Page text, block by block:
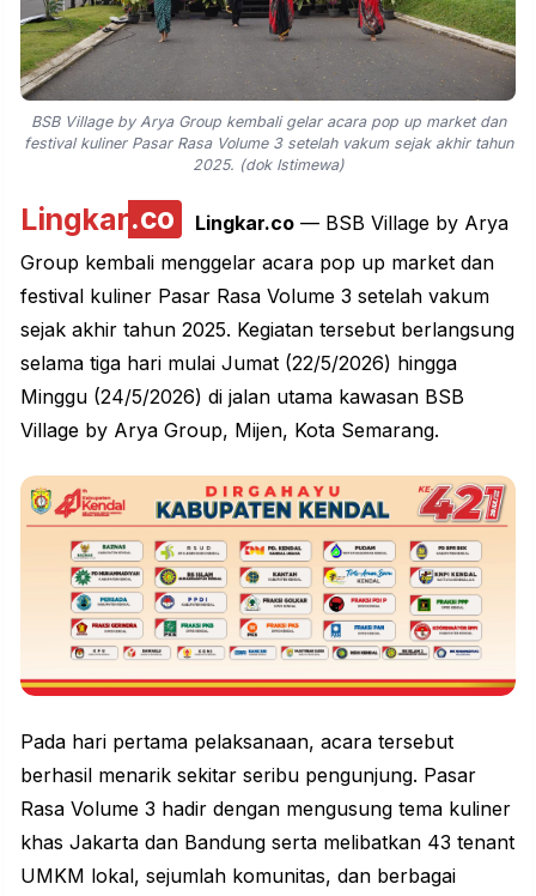
BSB Village by Arya Group kembali gelar acara pop up market dan
festival kuliner Pasar Rasa Volume 3 setelah vakum sejak akhir tahun
2025. (dok Istimewa)
Lingkar.co Lingkar.co— BSB Village by Arya
Group kembali menggelar acara pop up market dan
festival kuliner Pasar Rasa Volume 3 setelah vakum
sejak akhir tahun 2025. Kegiatan tersebut berlangsung
selama tiga hari mulai Jumat (22/5/2026) hingga
Minggu (24/5/2026) di jalan utama kawasan BSB
Village by Arya Group, Mijen, Kota Semarang.
Pada hari pertama pelaksanaan, acara tersebut
berhasil menarik sekitar seribu pengunjung. Pasar
Rasa Volume 3 hadir dengan mengusung tema kuliner
khas Jakarta dan Bandung serta melibatkan 43 tenant
UMKM lokal, sejumlah komunitas, dan berbagai